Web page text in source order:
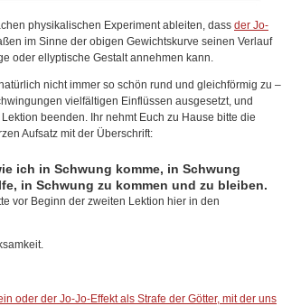
physikalischen Experiment ableiten, dass der Jo-
im Sinne der obigen Gewichtskurve seinen Verlauf
oder ellyptische Gestalt annehmen kann.
nicht immer so schön rund und gleichförmig zu –
vielfältigen Einflüssen ausgesetzt, und
beenden. Ihr nehmt Euch zu Hause bitte die
Aufsatz mit der Überschrift:
ich in Schwung komme, in Schwung
in Schwung zu kommen und zu bleiben.
vor Beginn der zweiten Lektion hier in den
oder der Jo-Jo-Effekt als Strafe der Götter, mit der uns